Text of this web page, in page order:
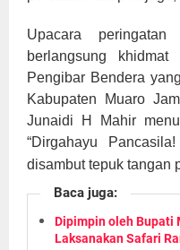
Upacara
berlangsung
Pengibar Bendera
Kabupaten Muaro
Junaidi H Mahir
“Dirgahayu
disambut tepuk tangan
Baca juga:
Dipimpin oleh Bupati
Laksanakan Safari